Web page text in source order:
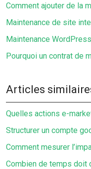
Comment ajouter de la
Maintenance de site
Maintenance
Pourquoi un contrat de
Articles
Quelles actions e-
Structurer un compte
Comment mesurer
Combien de temps doit